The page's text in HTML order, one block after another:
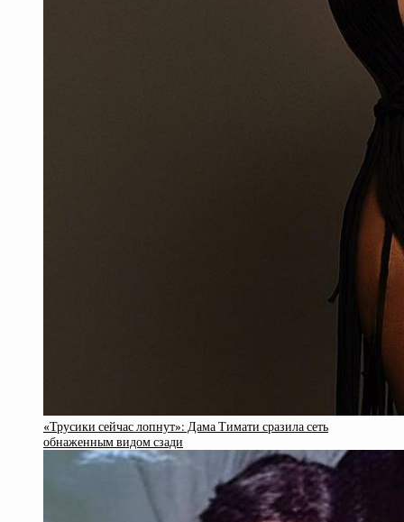
«Трусики сейчас лопнут»: Дама Тимати сразила сеть
обнаженным видом сзади